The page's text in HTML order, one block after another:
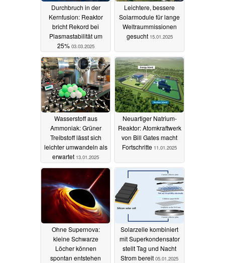
Durchbruch in der
Kernfusion: Reaktor
bricht Rekord bei
Plasmastabilität um
25% 03.03.2025
Leichtere, bessere
Solarmodule für lange
Weltraummissionen
gesucht 15.01.2025
Wasserstoff aus
Ammoniak: Grüner
Treibstoff lässt sich
leichter umwandeln als
erwartet 13.01.2025
Neuartiger Natrium-
Reaktor: Atomkraftwerk
von Bill Gates macht
Fortschritte 11.01.2025
Ohne Supernova:
kleine Schwarze
Löcher können
spontan entstehen
Solarzelle kombiniert
mit Superkondensator
stellt Tag und Nacht
Strom bereit 05.01.2025